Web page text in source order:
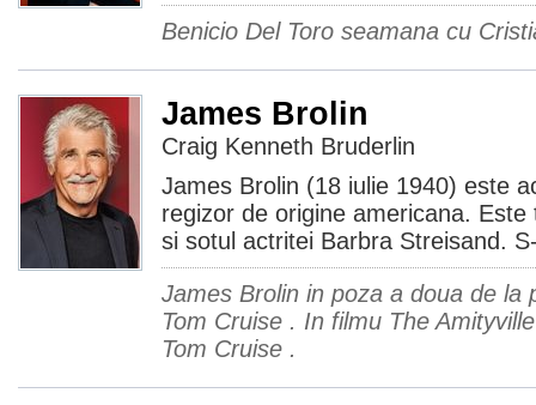
Benicio Del Toro seamana cu
James Brolin
Craig Kenneth Bruderlin
James Brolin (18 iulie 1940) este
regizor de origine americana.
si sotul actritei Barbra Streisand.
James Brolin in poza a doua de la
Tom Cruise . In filmu The
Tom Cruise .